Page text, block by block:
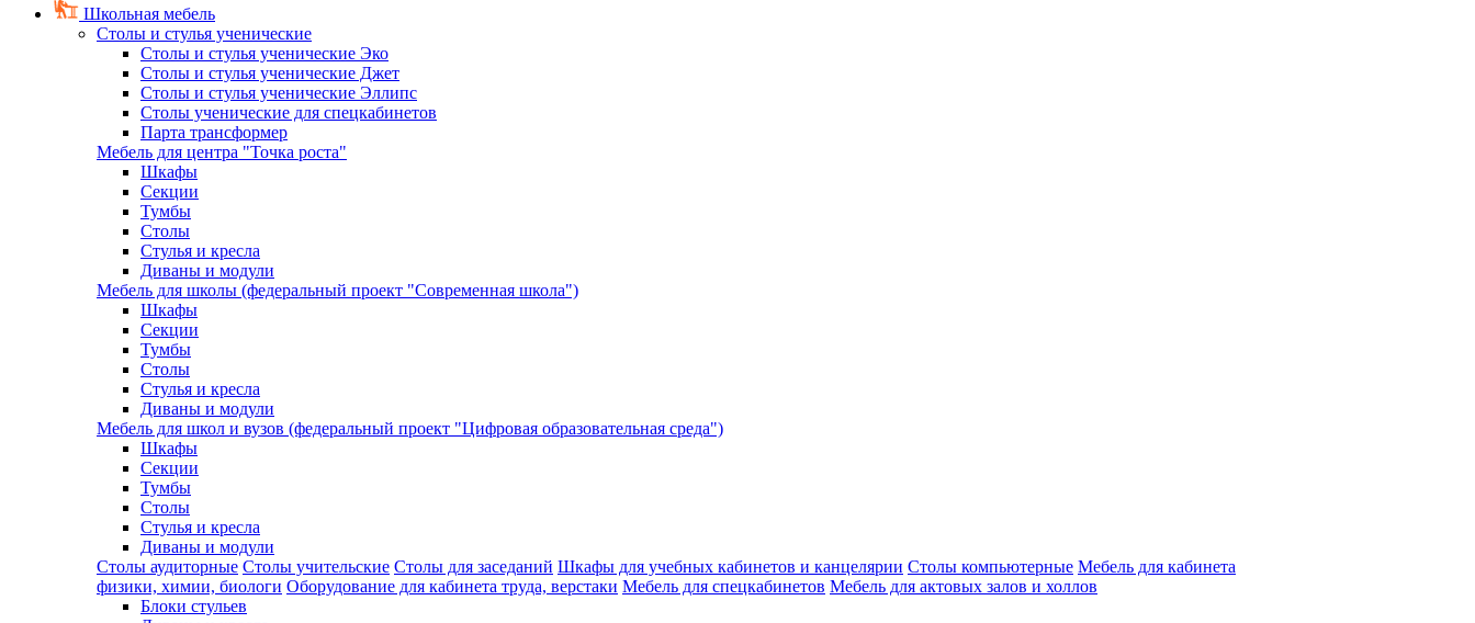
Школьная мебель
Столы и стулья ученические
Столы и стулья ученические Эко
Столы и стулья ученические Джет
Столы и стулья ученические Эллипс
Столы ученические для спецкабинетов
Парта трансформер
Мебель для центра "Точка роста"
Шкафы
Секции
Тумбы
Столы
Стулья и кресла
Диваны и модули
Мебель для школы (федеральный проект "Современная школа")
Шкафы
Секции
Тумбы
Столы
Стулья и кресла
Диваны и модули
Мебель для школ и вузов (федеральный проект "Цифровая образовательная среда")
Шкафы
Секции
Тумбы
Столы
Стулья и кресла
Диваны и модули
Столы аудиторные Столы учительские Столы для заседаний Шкафы для учебных кабинетов и канцелярии Столы компьютерные Мебель для кабинета
физики, химии, биологи Оборудование для кабинета труда, верстаки Мебель для спецкабинетов Мебель для актовых залов и холлов
Блоки стульев